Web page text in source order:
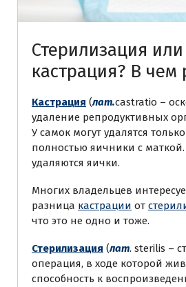
Стерилизация или
кастрация? В чем
Кастрация (лат.castratio –
удаление репродуктивных
У самок могут удалятся
полностью яичники с
удаляются яички.
Многих владельцев
разница кастрации от
что это не одно и тоже.
Стерилизация (лат. sterilis –
операция, в ходе которой
способность к